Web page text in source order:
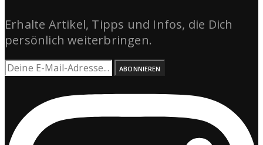
Erhalte Artikel, Tipps und Infos, die Dich
persönlich weiterbringen.
ABONNIEREN